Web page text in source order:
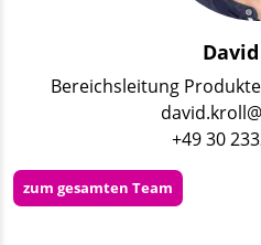
Bereichsleitung
+49 30
zum gesamten Team